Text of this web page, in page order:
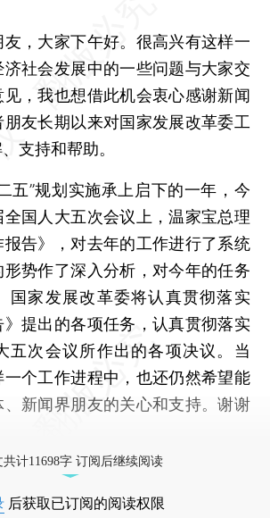
大家下午好。很高兴有这样一
社会发展中的一些问题与大家交
，我也想借此机会衷心感谢新闻
友长期以来对国家发展改革委工
支持和帮助。
”规划实施承上启下的一年，今
国人大五次会议上，温家宝总理
告》，对去年的工作进行了系统
势作了深入分析，对今年的任务
国家发展改革委将认真贯彻落实
》提出的各项任务，认真贯彻落实
五次会议所作出的各项决议。当
个工作进程中，也还仍然希望能
新闻界朋友的关心和支持。谢谢
共计11698字 订阅后继续阅读
后获取已订阅的阅读权限